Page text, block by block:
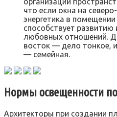
что если окна на
энергетика в
способствует развитию
любовных отношений.
восток — дело тонкое,
— семейная.
Нормы освещенности
Архитекторы при создании